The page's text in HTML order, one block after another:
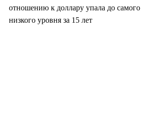
отношению к доллару упала до самого
низкого уровня за 15 лет